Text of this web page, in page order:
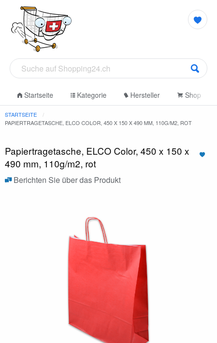
Startseite Kategorie Hersteller Shop
STARTSEITE
PAPIERTRAGETASCHE, ELCO COLOR, 450 X 150 X 490 MM, 110G/M2, ROT
Papiertragetasche, ELCO Color, 450 x 150 x
490 mm, 110g/m2, rot
Berichten Sie über das Produkt